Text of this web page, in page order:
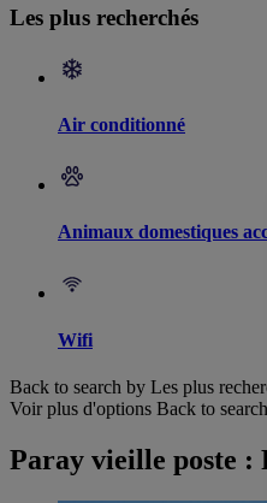
Les plus recherchés
Air conditionné
Animaux domestiques
Wifi
Back to search by Les plus
Voir plus d'options Back to
Paray vieille poste :